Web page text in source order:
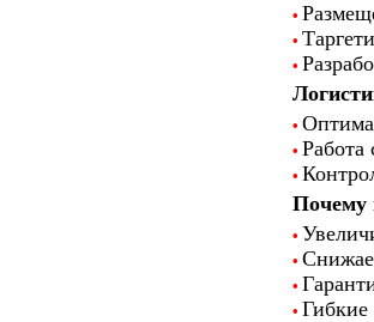
•
•
•
•
• Работа
•
Почему
•
•
•
• Гибкие